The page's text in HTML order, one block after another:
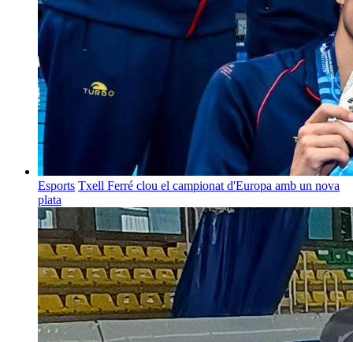
Esports Txell Ferré clou el campionat d'Europa amb un nova
plata